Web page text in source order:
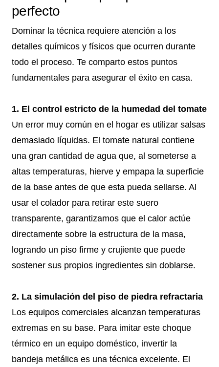
perfecto
Dominar la técnica requiere atención a los
detalles químicos y físicos que ocurren durante
todo el proceso. Te comparto estos puntos
fundamentales para asegurar el éxito en casa.
1. El control estricto de la humedad del tomate
Un error muy común en el hogar es utilizar salsas
demasiado líquidas. El tomate natural contiene
una gran cantidad de agua que, al someterse a
altas temperaturas, hierve y empapa la superficie
de la base antes de que esta pueda sellarse. Al
usar el colador para retirar este suero
transparente, garantizamos que el calor actúe
directamente sobre la estructura de la masa,
logrando un piso firme y crujiente que puede
sostener sus propios ingredientes sin doblarse.
2. La simulación del piso de piedra refractaria
Los equipos comerciales alcanzan temperaturas
extremas en su base. Para imitar este choque
térmico en un equipo doméstico, invertir la
bandeja metálica es una técnica excelente. El